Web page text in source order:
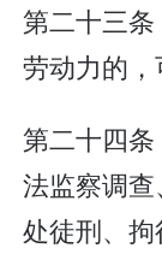
第二十三
劳动力的，
第二十四
法监察调
处徒刑、